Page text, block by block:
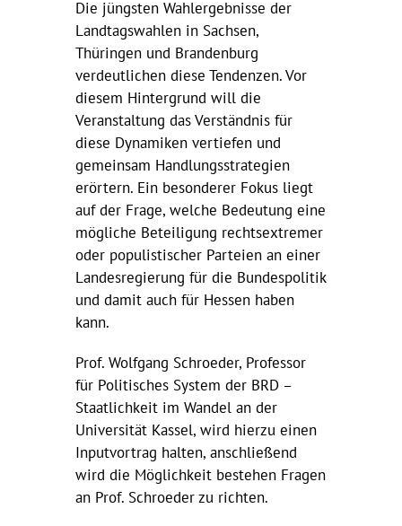
Die jüngsten Wahlergebnisse der
Landtagswahlen in Sachsen,
Thüringen und Brandenburg
verdeutlichen diese Tendenzen. Vor
diesem Hintergrund will die
Veranstaltung das Verständnis für
diese Dynamiken vertiefen und
gemeinsam Handlungsstrategien
erörtern. Ein besonderer Fokus liegt
auf der Frage, welche Bedeutung eine
mögliche Beteiligung rechtsextremer
oder populistischer Parteien an einer
Landesregierung für die Bundespolitik
und damit auch für Hessen haben
kann.
Prof. Wolfgang Schroeder, Professor
für Politisches System der BRD –
Staatlichkeit im Wandel an der
Universität Kassel, wird hierzu einen
Inputvortrag halten, anschließend
wird die Möglichkeit bestehen Fragen
an Prof. Schroeder zu richten.